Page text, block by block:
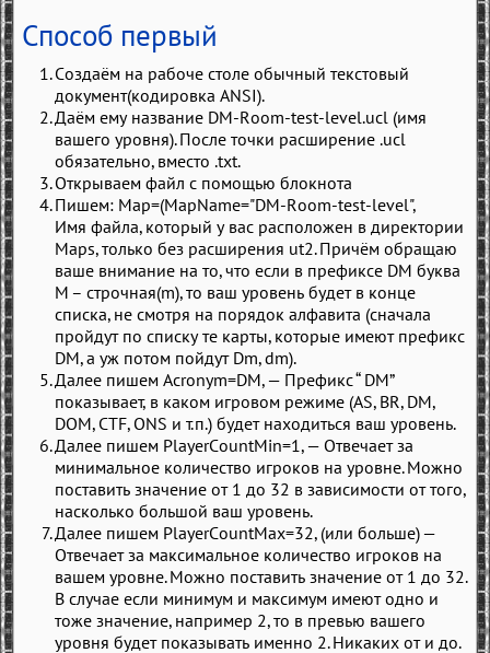
Способ первый
Создаём на рабоче столе обычный текстовый
документ(кодировка ANSI).
Даём ему название DM-Room-test-level.ucl (имя
вашего уровня). После точки расширение .ucl
обязательно, вместо .txt.
Открываем файл с помощью блокнота
Пишем: Map=(MapName="DM-Room-test-level",
Имя файла, который у вас расположен в директории
Maps, только без расширения ut2. Причём обращаю
ваше внимание на то, что если в префиксе DM буква
M – строчная(m), то ваш уровень будет в конце
списка, не смотря на порядок алфавита (сначала
пройдут по списку те карты, которые имеют префикс
DM, а уж потом пойдут Dm, dm).
Далее пишем Acronym=DM, — Префикс “ DM”
показывает, в каком игровом режиме (AS, BR, DM,
DOM, CTF, ONS и т.п.) будет находиться ваш уровень.
Далее пишем PlayerCountMin=1, — Отвечает за
минимальное количество игроков на уровне. Можно
поставить значение от 1 до 32 в зависимости от того,
насколько большой ваш уровень.
Далее пишем PlayerCountMax=32, (или больше) —
Отвечает за максимальное количество игроков на
вашем уровне. Можно поставить значение от 1 до 32.
В случае если минимум и максимум имеют одно и
тоже значение, например 2, то в превью вашего
уровня будет показывать именно 2. Никаких от и до.